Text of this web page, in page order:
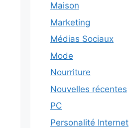
Maison
Marketing
Médias Sociaux
Mode
Nourriture
Nouvelles récentes
PC
Personalité Internet